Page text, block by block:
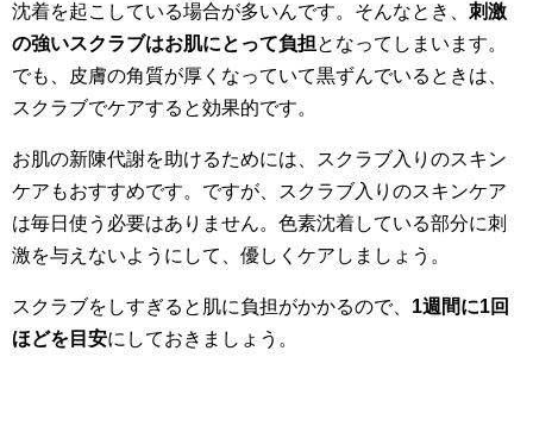
沈着を起こしている場合が多いんです。そんなとき、 刺激
の強いスクラブはお肌にとって負担となってしまいます。
でも、皮膚の角質が厚くなっていて黒ずんでいるときは、
スクラブでケアすると効果的です。
お肌の新陳代謝を助けるためには、スクラブ入りのスキン
ケアもおすすめです。ですが、スクラブ入りのスキンケア
は毎日使う必要はありません。色素沈着している部分に刺
激を与えないようにして、優しくケアしましょう。
スクラブをしすぎると肌に負担がかかるので、 1週間に1回
ほどを目安にしておきましょう。